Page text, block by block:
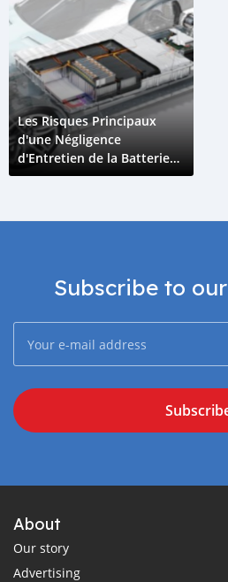
Les Risques Principaux
d'une Négligence
d'Entretien de la Batterie
d'un Véhicule Électrique
Subscribe to
About
Our story
Advertising